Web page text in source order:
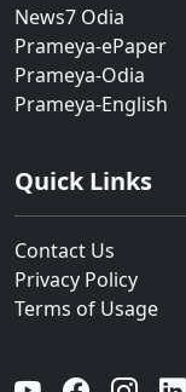
News7 Odia
Prameya-ePaper
Prameya-Odia
Prameya-English
Quick Links
Contact Us
Privacy Policy
Terms of Usage
YouTube Facebook Instagram